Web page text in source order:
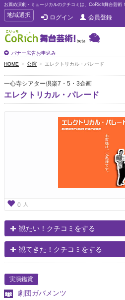
お薦め演劇・ミュージカルのクチコミは、CoRich舞台芸術！
T
o
g
g
e
n
a
v
g
地域選択 ログイン 会員登録
バナー広告お申込み
HOME 公演 エレクトリカル・パレード
一心寺シアター倶楽7・5・3企画
エレクトリカル・パレード
0 人
観たい！クチコミをする
観てきた！クチコミをする
実演鑑賞
劇団ガバメンツ